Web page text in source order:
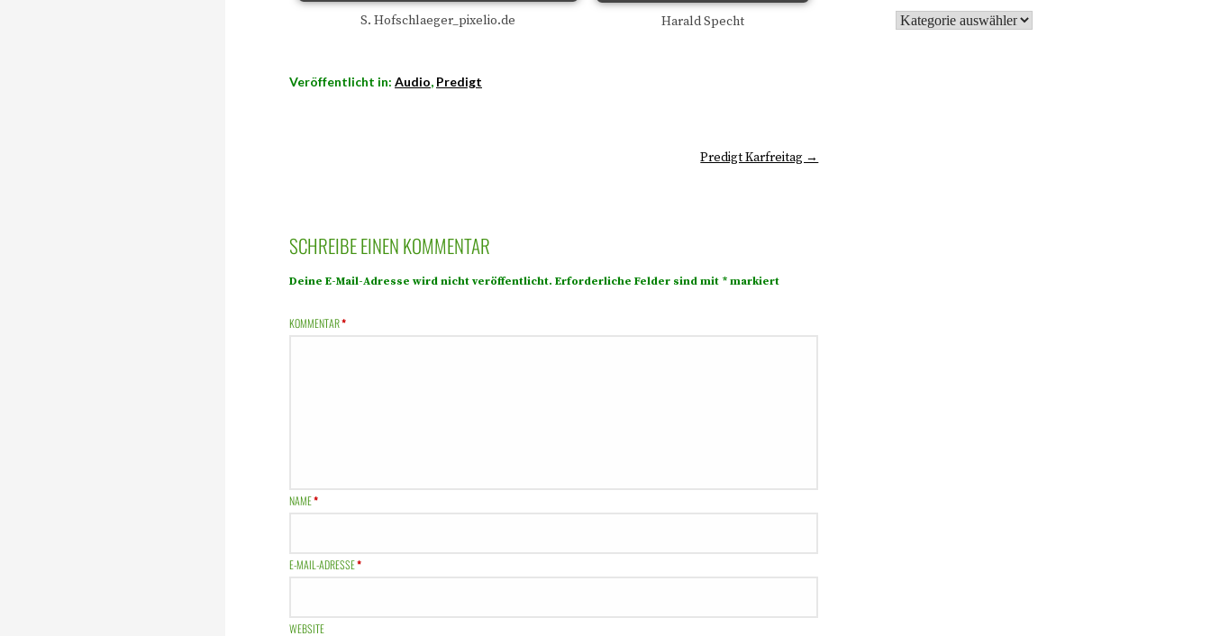
S. Hofschlaeger_pixelio.de Harald Specht
Veröffentlicht in: Audio, Predigt
Predigt Karfreitag →
SCHREIBE EINEN KOMMENTAR
Deine E-Mail-Adresse wird nicht veröffentlicht. Erforderliche Felder sind mit * markiert
KOMMENTAR*
NAME*
E-MAIL-ADRESSE*
WEBSITE